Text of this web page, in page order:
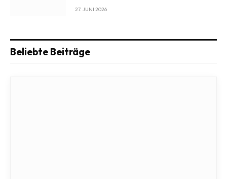
27. JUNI 2026
Beliebte Beiträge